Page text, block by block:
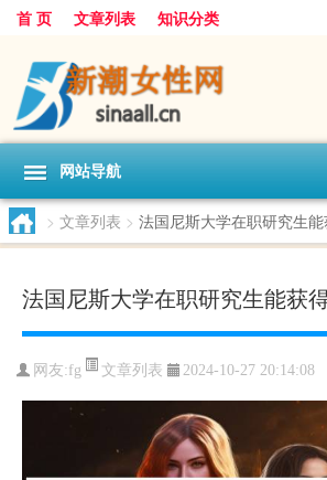
首 页 文章列表 知识分类
网站导航
> 文章列表 > 法国尼斯大学在职研究生
法国尼斯大学在职研究生能获
网友:fg 文章列表 2024-10-27 20:14:08